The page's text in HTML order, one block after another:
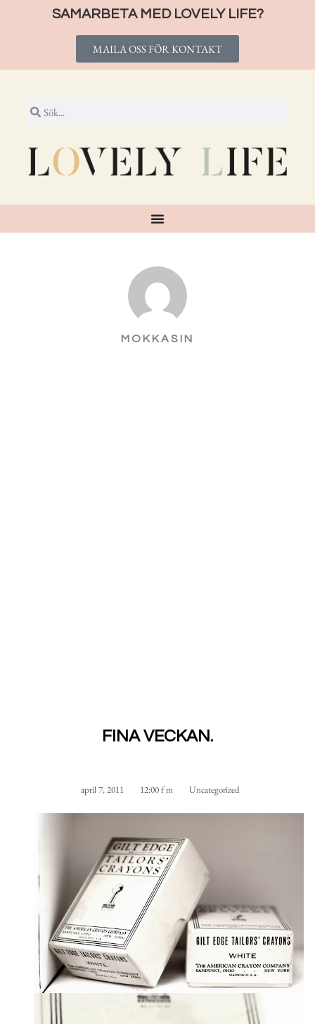
SAMARBETA MED LOVELY LIFE?
MAILA OSS FÖR KONTAKT
MOKKASIN
FINA VECKAN.
april 7, 2011 12:00 f m Uncategorized